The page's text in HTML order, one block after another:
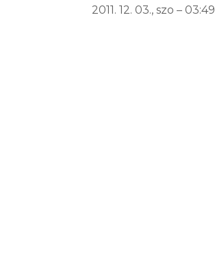
2011. 12. 03., szo – 03:49